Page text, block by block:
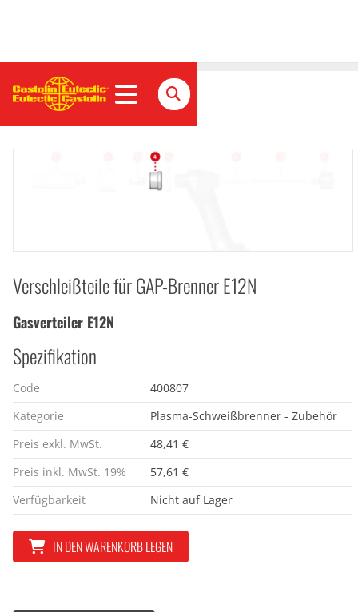
Gasverteiler E12N
Verschleißteile für GAP-Brenner E12N
Gasverteiler E12N
Spezifikation
Code
400807
Kategorie
Plasma-Schweißbrenner - Zubehör
Preis exkl. MwSt.
48,41 €
Preis inkl. MwSt. 19%
57,61 €
Verfügbarkeit
Nicht auf Lager
IN DEN WARENKORB LEGEN